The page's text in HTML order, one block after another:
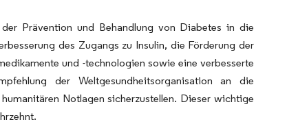
Prävention und Behandlung von Diabetes in die
des Zugangs zu Insulin, die Förderung der
und -technologien sowie eine verbesserte
der Weltgesundheitsorganisation an die
Notlagen sicherzustellen. Dieser wichtige